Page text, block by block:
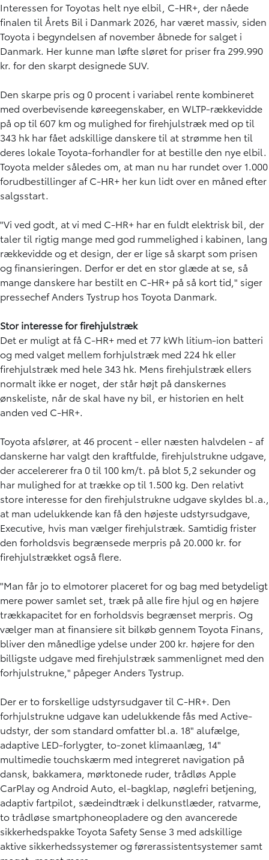
Interessen for Toyotas helt nye elbil, C-HR+, der nåede
finalen til Årets Bil i Danmark 2026, har været massiv, siden
Toyota i begyndelsen af november åbnede for salget i
Danmark. Her kunne man løfte sløret for priser fra 299.990
kr. for den skarpt designede SUV.
Den skarpe pris og 0 procent i variabel rente kombineret
med overbevisende køreegenskaber, en WLTP-rækkevidde
på op til 607 km og mulighed for firehjulstræk med op til
343 hk har fået adskillige danskere til at strømme hen til
deres lokale Toyota-forhandler for at bestille den nye elbil.
Toyota melder således om, at man nu har rundet over 1.000
forudbestillinger af C-HR+ her kun lidt over en måned efter
salgsstart.
"Vi ved godt, at vi med C-HR+ har en fuldt elektrisk bil, der
taler til rigtig mange med god rummelighed i kabinen, lang
rækkevidde og et design, der er lige så skarpt som prisen
og finansieringen. Derfor er det en stor glæde at se, så
mange danskere har bestilt en C-HR+ på så kort tid," siger
pressechef Anders Tystrup hos Toyota Danmark.
Stor interesse for firehjulstræk
Det er muligt at få C-HR+ med et 77 kWh litium-ion batteri
og med valget mellem forhjulstræk med 224 hk eller
firehjulstræk med hele 343 hk. Mens firehjulstræk ellers
normalt ikke er noget, der står højt på danskernes
ønskeliste, når de skal have ny bil, er historien en helt
anden ved C-HR+.
Toyota afslører, at 46 procent - eller næsten halvdelen - af
danskerne har valgt den kraftfulde, firehjulstrukne udgave,
der accelererer fra 0 til 100 km/t. på blot 5,2 sekunder og
har mulighed for at trække op til 1.500 kg. Den relativt
store interesse for den firehjulstrukne udgave skyldes bl.a.,
at man udelukkende kan få den højeste udstyrsudgave,
Executive, hvis man vælger firehjulstræk. Samtidig frister
den forholdsvis begrænsede merpris på 20.000 kr. for
firehjulstrækket også flere.
"Man får jo to elmotorer placeret for og bag med betydeligt
mere power samlet set, træk på alle fire hjul og en højere
trækkapacitet for en forholdsvis begrænset merpris. Og
vælger man at finansiere sit bilkøb gennem Toyota Finans,
bliver den månedlige ydelse under 200 kr. højere for den
billigste udgave med firehjulstræk sammenlignet med den
forhjulstrukne," påpeger Anders Tystrup.
Der er to forskellige udstyrsudgaver til C-HR+. Den
forhjulstrukne udgave kan udelukkende fås med Active-
udstyr, der som standard omfatter bl.a. 18" alufælge,
adaptive LED-forlygter, to-zonet klimaanlæg, 14"
multimedie touchskærm med integreret navigation på
dansk, bakkamera, mørktonede ruder, trådløs Apple
CarPlay og Android Auto, el-bagklap, nøglefri betjening,
adaptiv fartpilot, sædeindtræk i delkunstlæder, ratvarme,
to trådløse smartphoneopladere og den avancerede
sikkerhedspakke Toyota Safety Sense 3 med adskillige
aktive sikkerhedssystemer og førerassistentsystemer samt